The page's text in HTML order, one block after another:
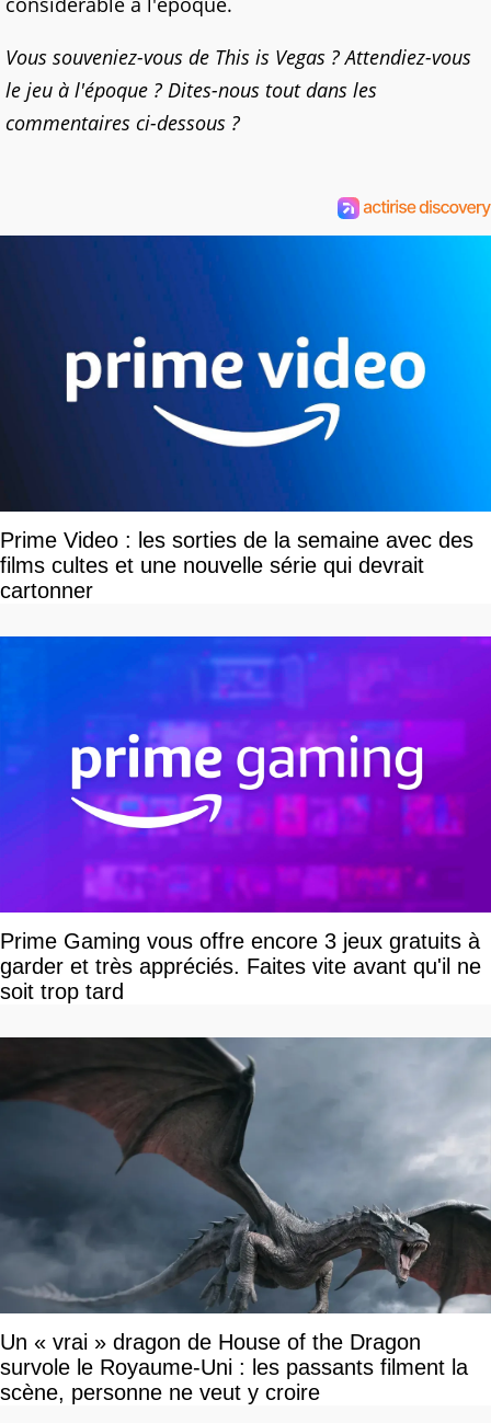
Vous souveniez-vous de This is Vegas ? Attendiez-vous
le jeu à l'époque ? Dites-nous tout dans les
commentaires ci-dessous ?
Prime Video : les sorties de la semaine avec des
films cultes et une nouvelle série qui devrait
cartonner
Prime Gaming vous offre encore 3 jeux gratuits à
garder et très appréciés. Faites vite avant qu'il ne
soit trop tard
Un « vrai » dragon de House of the Dragon
survole le Royaume-Uni : les passants filment la
scène, personne ne veut y croire